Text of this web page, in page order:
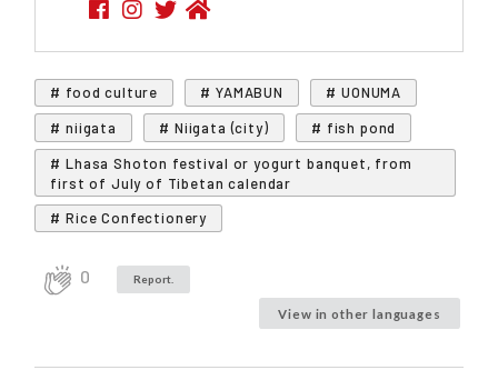
# food culture # YAMABUN
# UONUMA
# niigata
# Niigata (city)
# fish pond
# Lhasa Shoton festival or yogurt banquet, from
first of July of Tibetan calendar
# Rice Confectionery
0 Report.
View in other languages